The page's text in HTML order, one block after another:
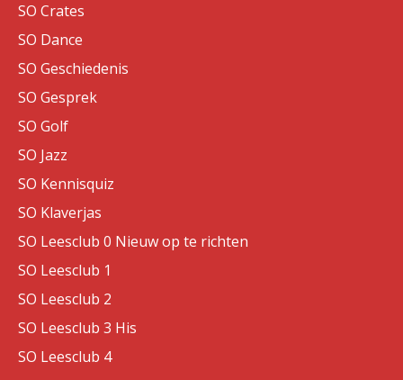
SO Crates
SO Dance
SO Geschiedenis
SO Gesprek
SO Golf
SO Jazz
SO Kennisquiz
SO Klaverjas
SO Leesclub 0 Nieuw op te richten
SO Leesclub 1
SO Leesclub 2
SO Leesclub 3 His
SO Leesclub 4